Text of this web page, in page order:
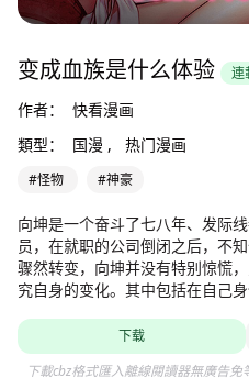
变成血族是什么体验 連
作者：
快看漫画
類型：
国漫 , 热门漫画
#怪物 #神豪
向坤是一个奋斗了七八年、发际
员，在就职的公司倒闭之后，不
骤然转变，向坤并没有特别惊慌
究自身的变化。其中包括在自己
下载
下載cbz格式匯入離線閱讀器無廣告免